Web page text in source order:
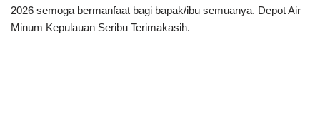
2026 semoga bermanfaat bagi bapak/ibu semuanya. Depot Air
Minum Kepulauan Seribu Terimakasih.